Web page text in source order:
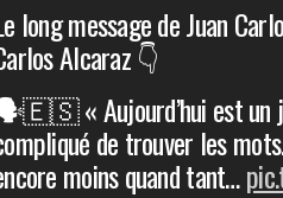
long message de Juan
Alcaraz 👇
« Aujourd’hui est un
de trouver les
moins quand tant…